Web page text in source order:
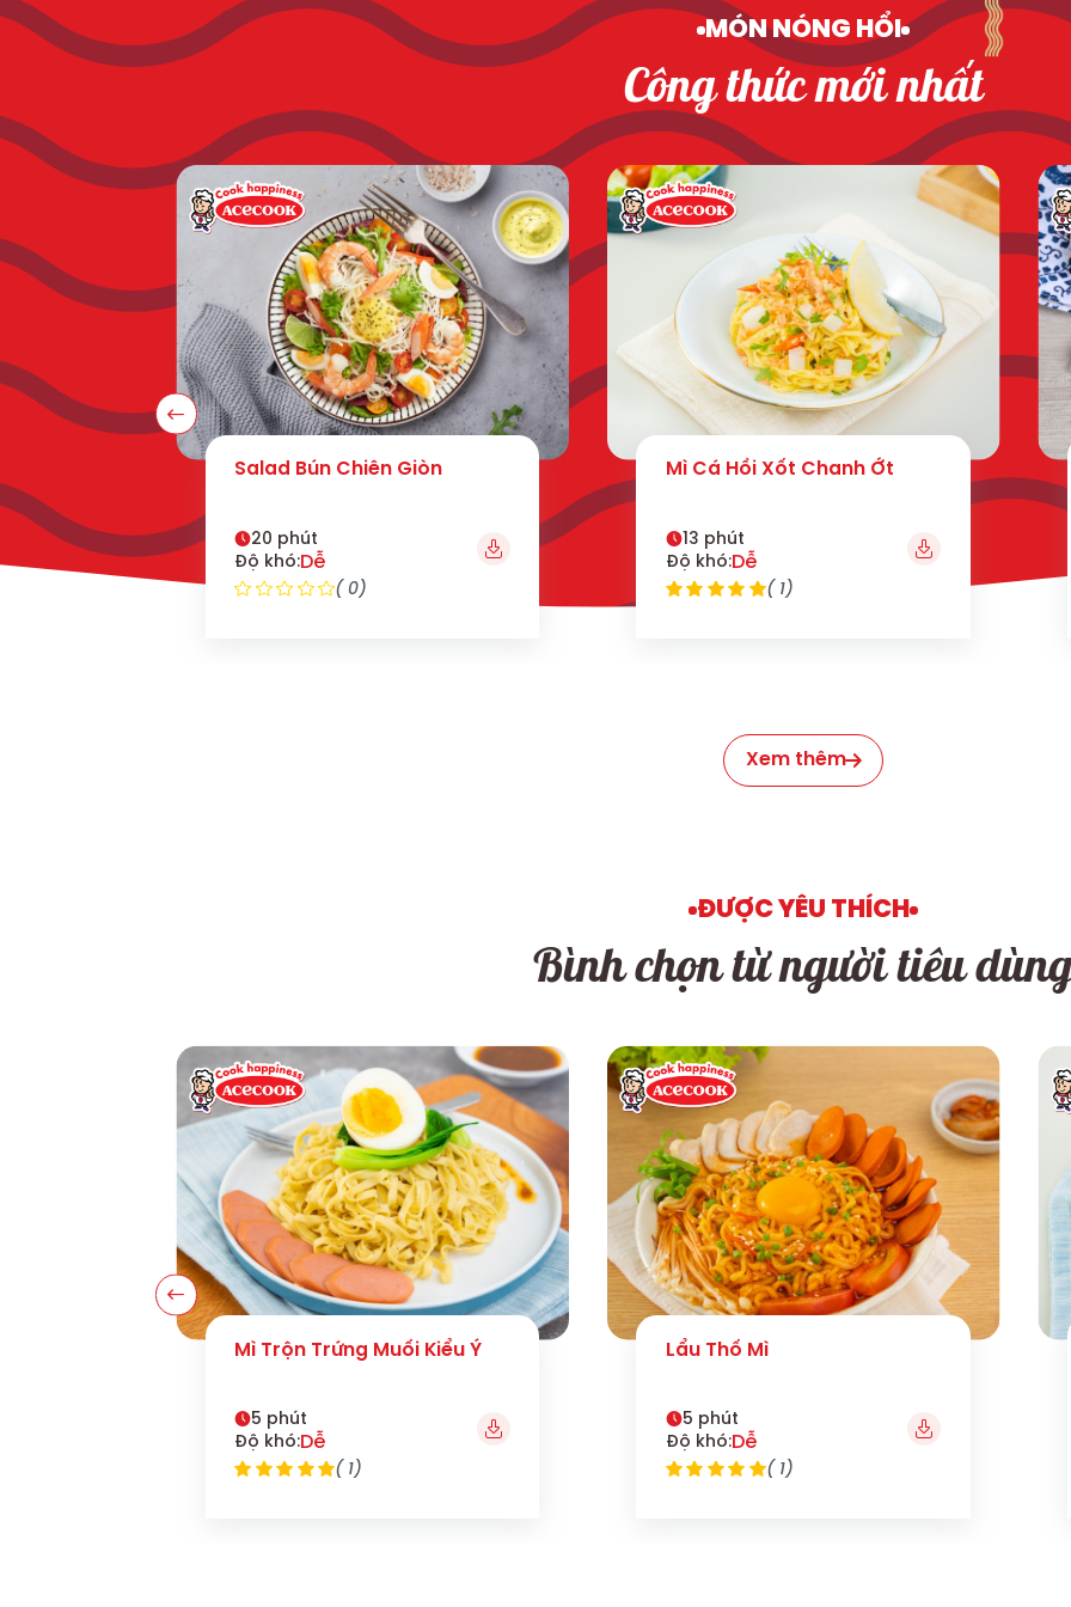
MÓN NÓNG HỔI
Công thức mới nhất
Salad Bún Chiên Giòn
20 phút
Độ khó:Dễ
( 0)
Mì Cá Hồi Xốt Chanh Ớt
13 phút
Độ khó:Dễ
( 1)
Xem thêm
ĐƯỢC YÊU THÍCH
Bình chọn từ người tiêu
Mì Trộn Trứng Muối Kiểu Ý
5 phút
Độ khó:Dễ
( 1)
Lẩu Thố Mì
5 phút
Độ khó:Dễ
( 1)